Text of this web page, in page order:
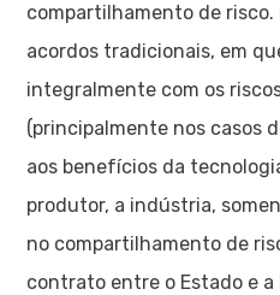
compartilhamento de
acordos tradicionais, em
integralmente com os
(principalmente nos casos
aos benefícios da
produtor, a indústria,
no compartilhamento de
contrato entre o Estado e a